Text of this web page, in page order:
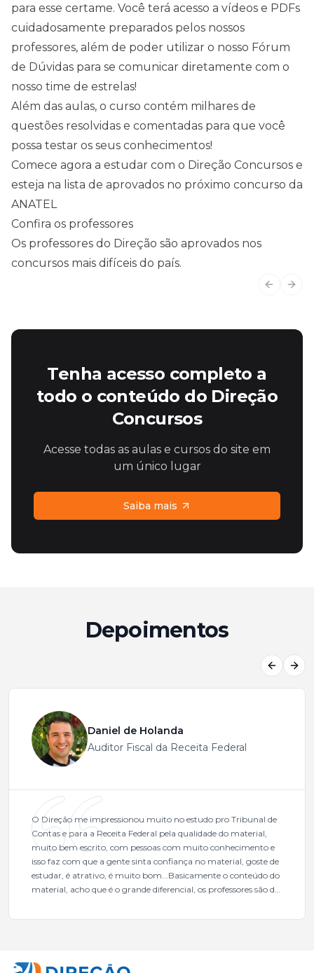
para esse certame. Você terá acesso a vídeos e PDFs
cuidadosamente preparados pelos nossos
professores, além de poder utilizar o nosso Fórum
de Dúvidas para se comunicar diretamente com o
nosso time de estrelas!
Além das aulas, o curso contém milhares de
questões resolvidas e comentadas para que você
possa testar os seus conhecimentos!
Comece agora a estudar com o Direção Concursos e
esteja na lista de aprovados no próximo concurso da
ANATEL
Confira os professores
Os professores do Direção são aprovados nos
concursos mais difíceis do país.
Tenha acesso completo a
todo o conteúdo do Direção
Concursos
Acesse todas as aulas e cursos do site em
um único lugar
Saiba mais
Depoimentos
Daniel de Holanda
Auditor Fiscal da Receita Federal
O Direção me impressionou muito no estudo pro Tribunal de
Contas e para a Receita Federal pela qualidade do material,
muito bem escrito, com pessoas com muito conhecimento e
isso faz com que a gente sinta confiança no material, goste de
estudar, é atrativo, é muito bom...Basicamente o conteúdo do
material, acho que é o grande diferencial, os professores são de
mais excelentes cargos da administração pública.Eu sempre
fundamental na minha derrota no ano passado para que eu